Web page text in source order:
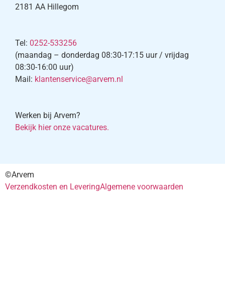
2181 AA Hillegom
Tel: 0252-533256
(maandag – donderdag 08:30-17:15 uur / vrijdag
08:30-16:00 uur)
Mail: klantenservice@arvem.nl
Werken bij Arvem?
Bekijk hier onze vacatures.
©Arvem
Verzendkosten en LeveringAlgemene voorwaarden